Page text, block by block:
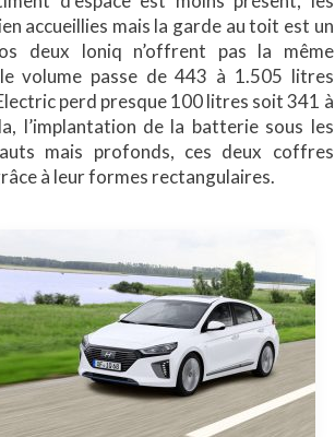
accueillies mais la garde au toit est un
deux Ioniq n’offrent pas la même
volume passe de 443 à 1.505 litres
perd presque 100 litres soit 341 à
l’implantation de la batterie sous les
mais profonds, ces deux coffres
à leur formes rectangulaires.